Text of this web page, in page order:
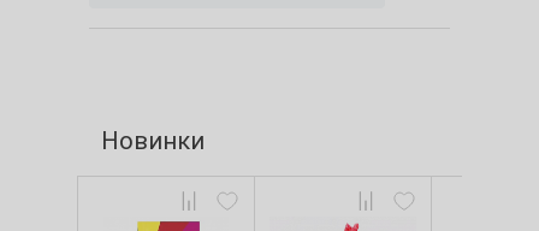
Новинки